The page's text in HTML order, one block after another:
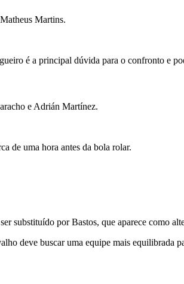
Martins.
é a principal dúvida para o confronto e
e Adrián Martínez.
de uma hora antes da bola rolar.
substituído por Bastos, que aparece como
deve buscar uma equipe mais equilibrada